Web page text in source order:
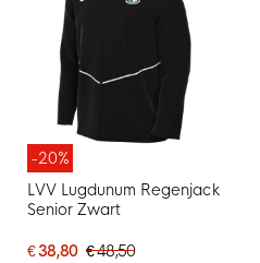
-20%
LVV Lugdunum Regenjack
Senior Zwart
€ 38,80 € 48,50